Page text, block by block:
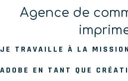
Agence de
JE TRAVAILLE À LA
ADOBE EN TANT QUE